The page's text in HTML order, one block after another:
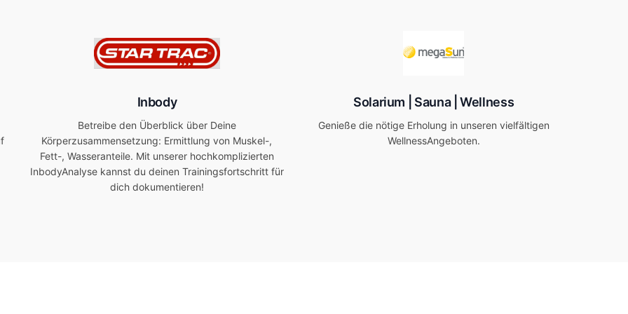
Inbody
Betreibe den Überblick über Deine
Körperzusammensetzung: Ermittlung von Muskel-,
Fett-, Wasseranteile. Mit unserer hochkomplizierten
Inbody­Analyse kannst du deinen Trainingsfortschritt für
dich dokumentieren!
Solarium | Sauna | Wellness
Genieße die nötige Erholung in unseren vielfältigen
Wellness­Angeboten.